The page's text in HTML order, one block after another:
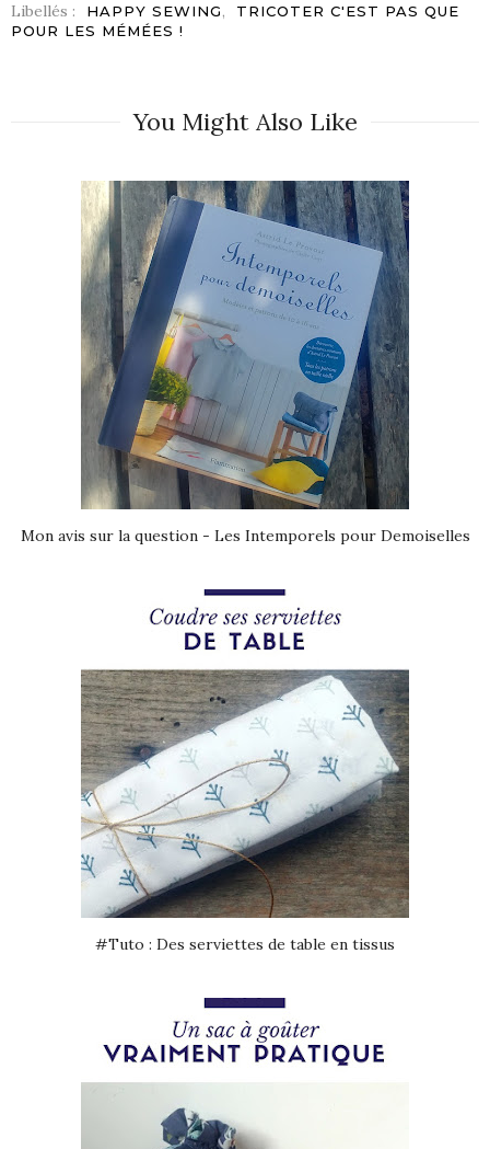
Libellés : HAPPY SEWING,
TRICOTER C'EST PAS QUE
POUR LES MÉMÉES !
You Might Also Like
Mon avis sur la question - Les Intemporels pour Demoiselles
#Tuto : Des serviettes de table en tissus